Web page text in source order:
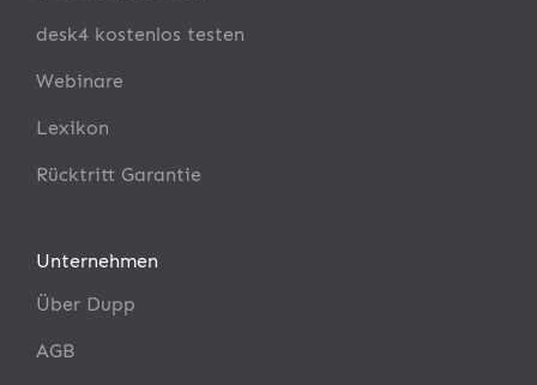
desk4 kostenlos testen
Webinare
Lexikon
Rücktritt Garantie
Unternehmen
Über Dupp
AGB